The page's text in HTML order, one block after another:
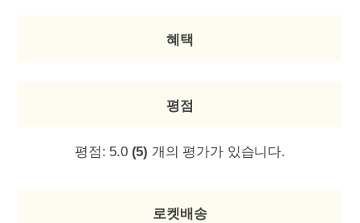
혜택
평점
평점: 5.0 (5) 개의 평가가 있습니다.
로켓배송